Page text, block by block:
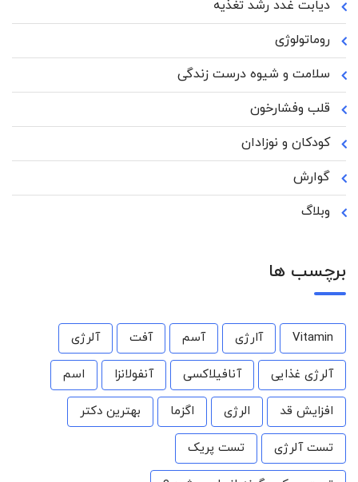
دیابت غدد رشد تغذیه
روماتولوژی
سلامت و شیوه درست زندگی
قلب وفشارخون
کودکان و نوزادان
گوارش
وبلاگ
برچسب ها
Vitamin آارژی آسم آفت آلرژی
آلرژی غذایی آنافیلاکسی آنفولانزا اسم
افزایش قد الرژی اگزما بهترین دکتر
تست آلرژی تست پریک